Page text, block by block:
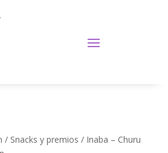
/ Snacks y premios / Inaba – Churu